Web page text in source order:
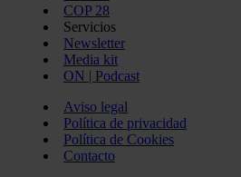
COP 28
Servicios
Newsletter
Media kit
ON | Podcast
Aviso legal
Política de privacidad
Política de Cookies
Contacto